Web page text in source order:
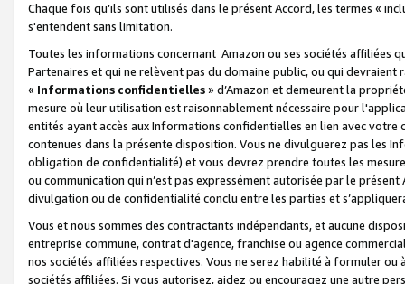
Chaque fois qu’ils sont utilisés dans le présent Accord, les termes «
s'entendent sans limitation.
Toutes les informations concernant Amazon ou ses sociétés affiliées
Partenaires et qui ne relèvent pas du domaine public, ou qui
« Informations confidentielles» d’Amazon et demeurent la
mesure où leur utilisation est raisonnablement nécessaire pour
entités ayant accès aux Informations confidentielles en lien avec
contenues dans la présente disposition. Vous ne divulguerez pas les
obligation de confidentialité) et vous devrez prendre toutes les
ou communication qui n’est pas expressément autorisée par le
divulgation ou de confidentialité conclu entre les parties et
Vous et nous sommes des contractants indépendants, et aucune
entreprise commune, contrat d'agence, franchise ou agence
nos sociétés affiliées respectives. Vous ne serez habilité à formuler
sociétés affiliées. Si vous autorisez, aidez ou encouragez une autre